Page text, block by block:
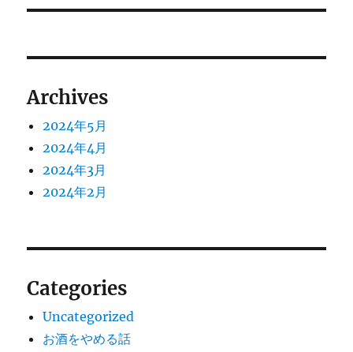
ン
Archives
2024年5月
2024年4月
2024年3月
2024年2月
Categories
Uncategorized
お酒をやめる話